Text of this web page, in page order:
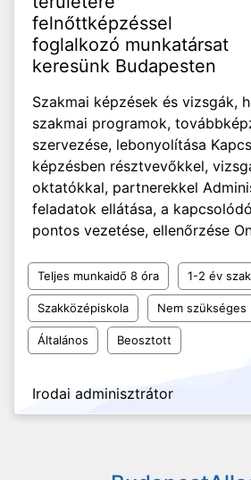
felnőttképzéssel
foglalkozó munkatársat
keresünk Budapesten
Szakmai képzések és vizsgák,
szakmai programok,
szervezése, lebonyolítása
képzésben résztvevőkkel,
oktatókkal, partnerekkel
feladatok ellátása, a
pontos vezetése, ellenőrzése
Teljes munkaidő 8 óra 1-2 év
Szakközépiskola Nem szükséges
Általános Beosztott
Irodai adminisztrátor